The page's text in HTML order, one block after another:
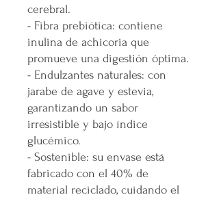
cerebral.
- Fibra prebiótica: contiene
inulina de achicoria que
promueve una digestión óptima.
- Endulzantes naturales: con
jarabe de agave y estevia,
garantizando un sabor
irresistible y bajo índice
glucémico.
- Sostenible: su envase está
fabricado con el 40% de
material reciclado, cuidando el